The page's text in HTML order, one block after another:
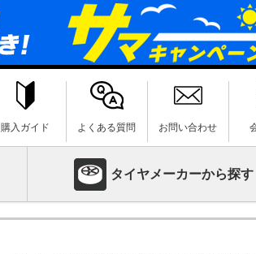
購入ガイド よくある質問 お問い合わせ
タイヤメーカーから探す